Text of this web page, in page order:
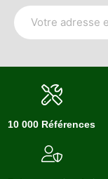
10 000 Références